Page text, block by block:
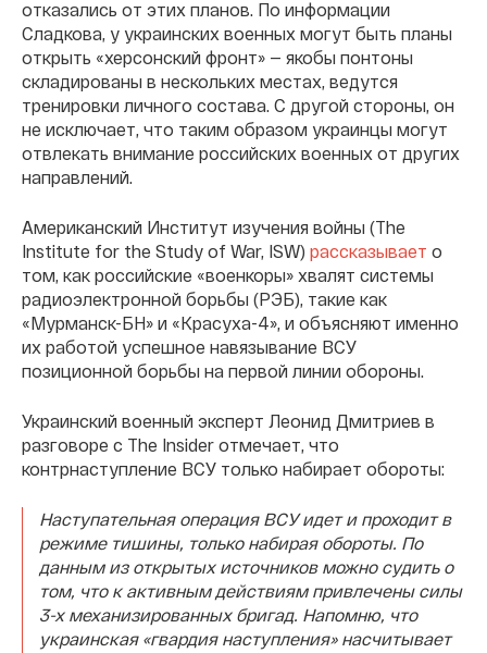
отказались от этих планов. По информации
Сладкова, у украинских военных могут быть планы
открыть «херсонский фронт» — якобы понтоны
складированы в нескольких местах, ведутся
тренировки личного состава. С другой стороны, он
не исключает, что таким образом украинцы могут
отвлекать внимание российских военных от других
направлений.
Американский Институт изучения войны (The
Institute for the Study of War, ISW) рассказывает о
том, как российские «военкоры» хвалят системы
радиоэлектронной борьбы (РЭБ), такие как
«Мурманск-БН» и «Красуха-4», и объясняют именно
их работой успешное навязывание ВСУ
позиционной борьбы на первой линии обороны.
Украинский военный эксперт Леонид Дмитриев в
разговоре с The Insider отмечает, что
контрнаступление ВСУ только набирает обороты:
Наступательная операция ВСУ идет и проходит в
режиме тишины, только набирая обороты. По
данным из открытых источников можно судить о
том, что к активным действиям привлечены силы
3-х механизированных бригад. Напомню, что
украинская «гвардия наступления» насчитывает